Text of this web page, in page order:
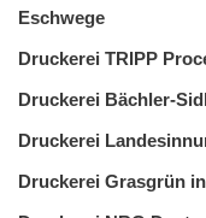
Eschwege
Druckerei TRIPP
Druckerei Bächler-
Druckerei
Druckerei Grasgrün